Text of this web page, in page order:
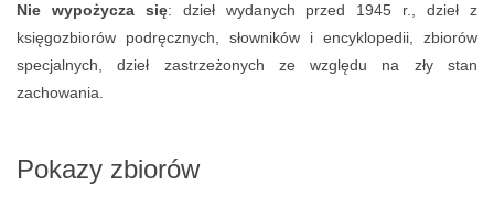
Nie wypożycza się: dzieł wydanych przed 1945 r., dzieł z
księgozbiorów podręcznych, słowników i encyklopedii, zbiorów
specjalnych, dzieł zastrzeżonych ze względu na zły stan
zachowania.
Pokazy zbiorów